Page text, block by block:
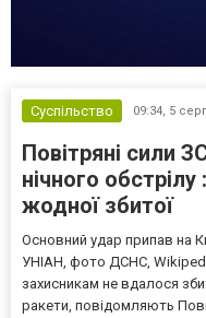
Суспільство 09:34, 5
Повітряні сили
нічного
жодної збитої
Основний удар припав на
УНІАН, фото ДСНС,
захисникам не вдалося
ракети, повідомляють